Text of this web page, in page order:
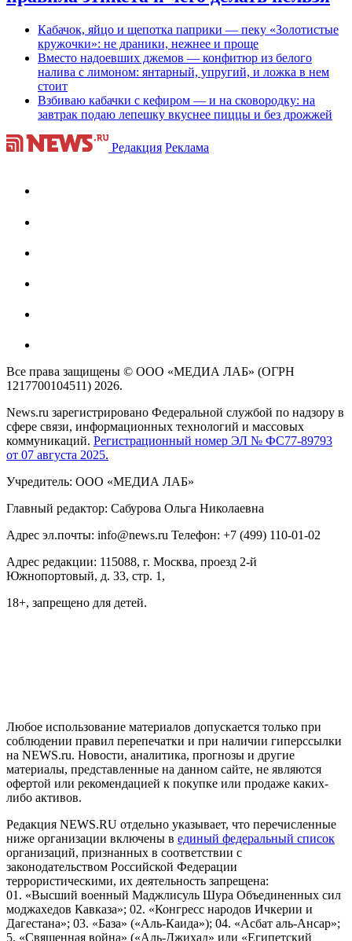
Кабачок, яйцо и щепотка паприки — пеку «Золотистые
кружочки»: не драники, нежнее и проще
Вместо надоевших джемов — конфитюр из белого
налива с лимоном: янтарный, упругий, и ложка в нем
стоит
Взбиваю кабачки с кефиром — и на сковородку: на
завтрак подаю лепешку вкуснее пиццы и без дрожжей
Редакция Реклама
Все права защищены © ООО «МЕДИА ЛАБ» (ОГРН
1217700104511) 2026.
News.ru зарегистрировано Федеральной службой по надзору в
сфере связи, информационных технологий и массовых
коммуникаций. Регистрационный номер ЭЛ № ФС77-89793
от 07 августа 2025.
Учредитель: ООО «МЕДИА ЛАБ»
Главный редактор: Сабурова Ольга Николаевна
Адрес эл.почты: info@news.ru Телефон: +7 (499) 110-01-02
Адрес редакции: 115088, г. Москва, проезд 2-й
Южнопортовый, д. 33, стр. 1,
18+, запрещено для детей.
Любое использование материалов допускается только при
соблюдении правил перепечатки и при наличии гиперссылки
на NEWS.ru. Новости, аналитика, прогнозы и другие
материалы, представленные на данном сайте, не являются
офертой или рекомендацией к покупке или продаже каких-
либо активов.
Редакция NEWS.RU отдельно указывает, что перечисленные
ниже организации включены в единый федеральный список
организаций, признанных в соответствии с
законодательством Российской Федерации
террористическими, их деятельность запрещена:
01. «Высший военный Маджлисуль Шура Объединенных сил
моджахедов Кавказа»; 02. «Конгресс народов Ичкерии и
Дагестана»; 03. «База» («Аль-Каида»); 04. «Асбат аль-Ансар»;
5. «Священная война» («Аль-Джихад» или «Египетский